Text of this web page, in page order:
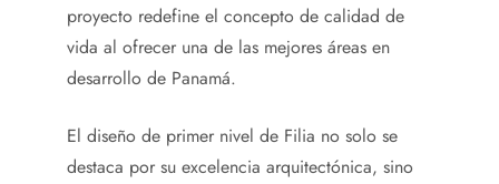
proyecto redefine el concepto de calidad de
vida al ofrecer una de las mejores áreas en
desarrollo de Panamá.
El diseño de primer nivel de Filia no solo se
destaca por su excelencia arquitectónica, sino